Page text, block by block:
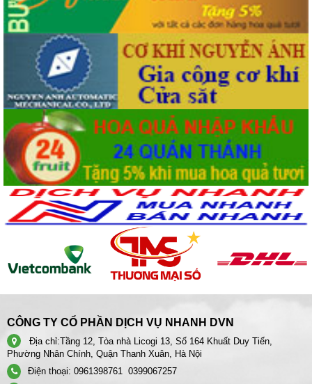
CÔNG TY CỔ PHẦN DỊCH VỤ NHANH DVN
Địa chỉ:Tầng 12, Tòa nhà Licogi 13, Số 164 Khuất Duy Tiến,
Phường Nhân Chính, Quận Thanh Xuân, Hà Nội
Điện thoại: 0961398761 0399067257